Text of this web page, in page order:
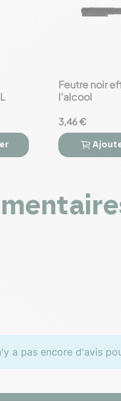
favorite_border
Feutre noir
l'alcool
3,46 €
 
a pas encore d'avis